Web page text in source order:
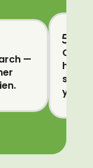
—
Cara
hasil
yang